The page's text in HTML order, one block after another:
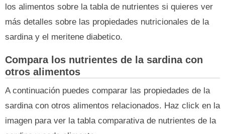
los alimentos sobre la tabla de nutrientes si quieres ver
más detalles sobre las propiedades nutricionales de la
sardina y el meritene diabetico.
Compara los nutrientes de la sardina con
otros alimentos
A continuación puedes comparar las propiedades de la
sardina con otros alimentos relacionados. Haz click en la
imagen para ver la tabla comparativa de nutrientes de la